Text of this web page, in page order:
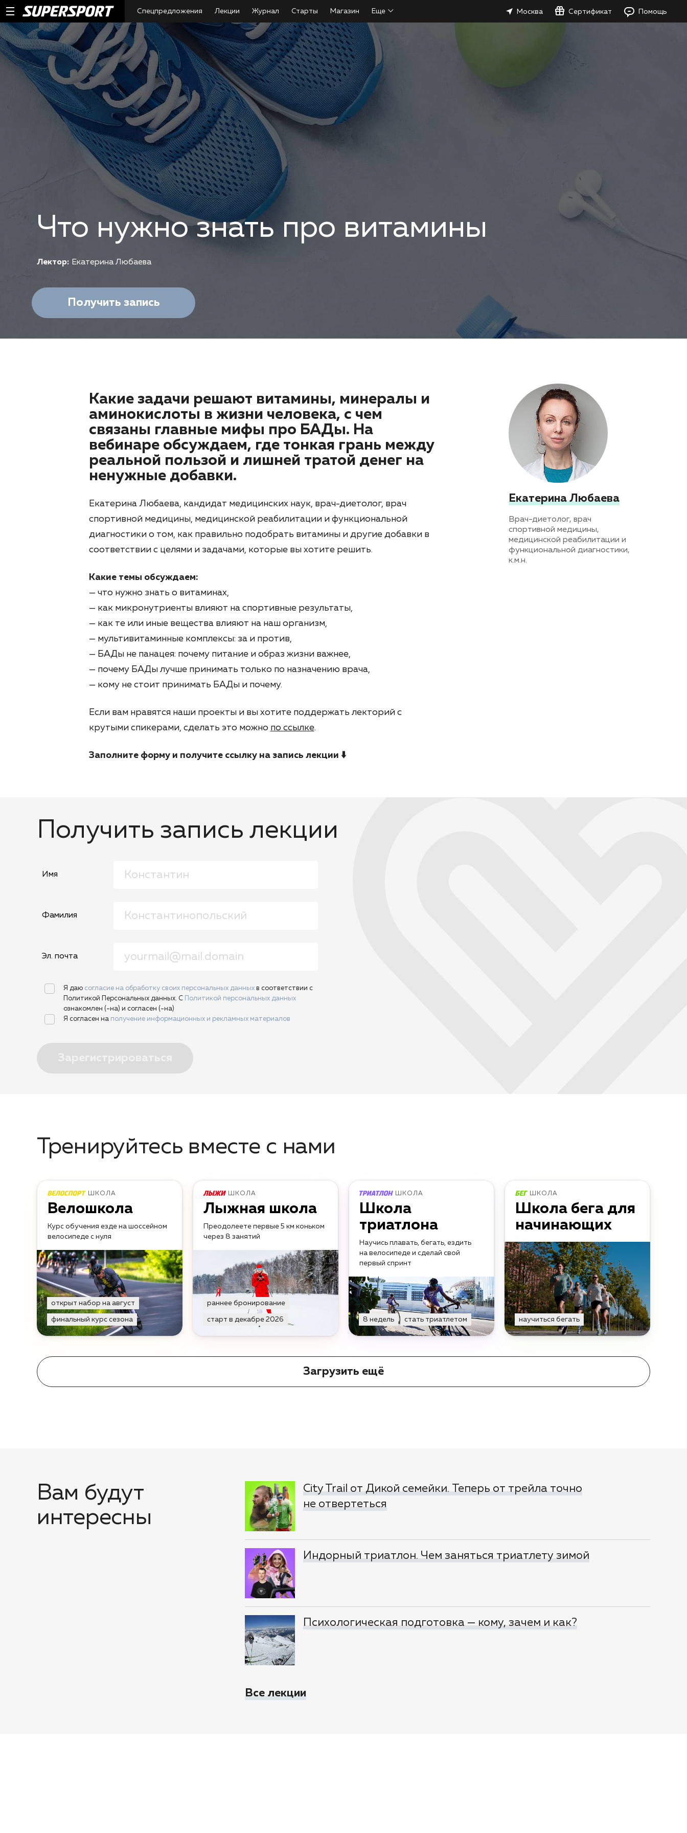
Спецпредложения Лекции Журнал Старты Магазин Еще Москва Сертификат Помощь
Лектор: Екатерина Любаева
Что нужно знать про витамины
Получить запись
Какие задачи решают витамины, минералы и
аминокислоты в жизни человека, с чем
связаны главные мифы про БАДы. На
вебинаре обсуждаем, где тонкая грань между
реальной пользой и лишней тратой денег на
ненужные добавки.
Екатерина Любаева, кандидат медицинских наук, врач-диетолог, врач
спортивной медицины, медицинской реабилитации и функциональной
диагностики о том, как правильно подобрать витамины и другие добавки в
соответствии с целями и задачами, которые вы хотите решить.
Какие темы обсуждаем:
— что нужно знать о витаминах,
— как микронутриенты влияют на спортивные результаты,
— как те или иные вещества влияют на наш организм,
— мультивитаминные комплексы: за и против,
— БАДы не панацея: почему питание и образ жизни важнее,
— почему БАДы лучше принимать только по назначению врача,
— кому не стоит принимать БАДы и почему.
Если вам нравятся наши проекты и вы хотите поддержать лекторий с
крутыми спикерами, сделать это можно по ссылке.
Заполните форму и получите ссылку на запись лекции ⬇️
Екатерина Любаева
Врач-диетолог, врач
спортивной медицины,
медицинской реабилитации и
функциональной диагностики,
к.м.н.
Получить запись лекции
Имя
Фамилия
Эл. почта
Я даю согласие на обработку своих персональных данных в соответствии с
Политикой Персональных данных. С
Политикой персональных данных
ознакомлен (-на) и согласен (-на)
Я согласен на получение информационных и рекламных материалов
Тренируйтесь вместе с нами
ШКОЛА
Велошкола
Курс обучения езде на шоссейном
велосипеде с нуля
открыт набор на август
финальный курс сезона
ШКОЛА
Лыжная школа
Преодолеете первые 5 км коньком
через 8 занятий
раннее бронирование
старт в декабре 2026
ШКОЛА
Школа
триатлона
Научись плавать, бегать, ездить
на велосипеде и сделай свой
первый спринт
8 недель стать триатлетом
ШКОЛА
Школа бега для
начинающих
научиться бегать
Загрузить ещё
Вам будут
интересны
City Trail от Дикой семейки. Теперь от трейла точно
не отвертеться
Индорный триатлон. Чем заняться триатлету зимой
Психологическая подготовка — кому, зачем и как?
Все лекции